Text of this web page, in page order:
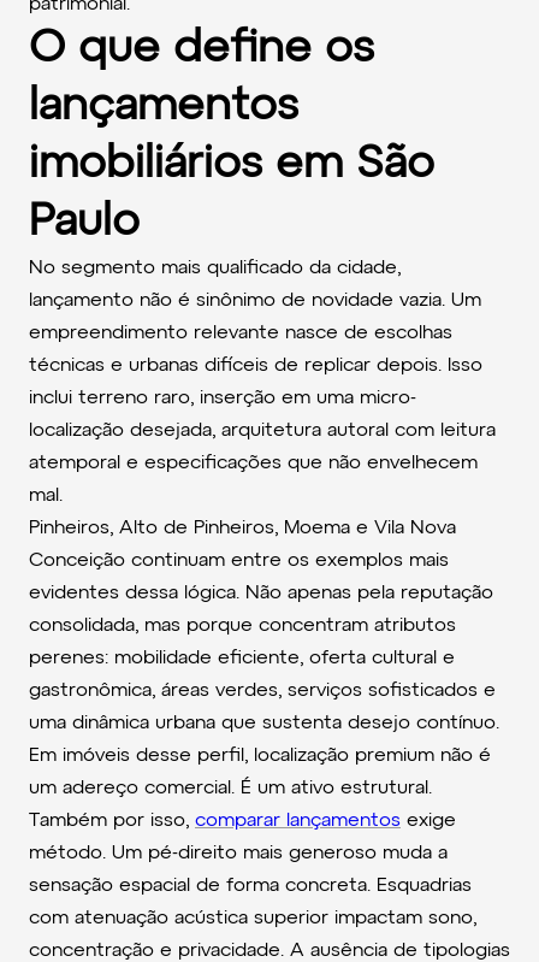
O que define os
lançamentos
imobiliários em São
Paulo
No segmento mais qualificado da cidade,
lançamento não é sinônimo de novidade vazia. Um
empreendimento relevante nasce de escolhas
técnicas e urbanas difíceis de replicar depois. Isso
inclui terreno raro, inserção em uma micro-
localização desejada, arquitetura autoral com leitura
atemporal e especificações que não envelhecem
mal.
Pinheiros, Alto de Pinheiros, Moema e Vila Nova
Conceição continuam entre os exemplos mais
evidentes dessa lógica. Não apenas pela reputação
consolidada, mas porque concentram atributos
perenes: mobilidade eficiente, oferta cultural e
gastronômica, áreas verdes, serviços sofisticados e
uma dinâmica urbana que sustenta desejo contínuo.
Em imóveis desse perfil, localização premium não é
um adereço comercial. É um ativo estrutural.
Também por isso, comparar lançamentos exige
método. Um pé-direito mais generoso muda a
sensação espacial de forma concreta. Esquadrias
com atenuação acústica superior impactam sono,
concentração e privacidade. A ausência de tipologias